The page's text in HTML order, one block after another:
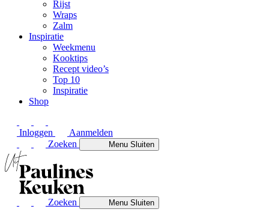
Rijst
Wraps
Zalm
Inspiratie
Weekmenu
Kooktips
Recept video’s
Top 10
Inspiratie
Shop
Inloggen
Aanmelden
Zoeken
MenuSluiten
Zoeken MenuSluiten